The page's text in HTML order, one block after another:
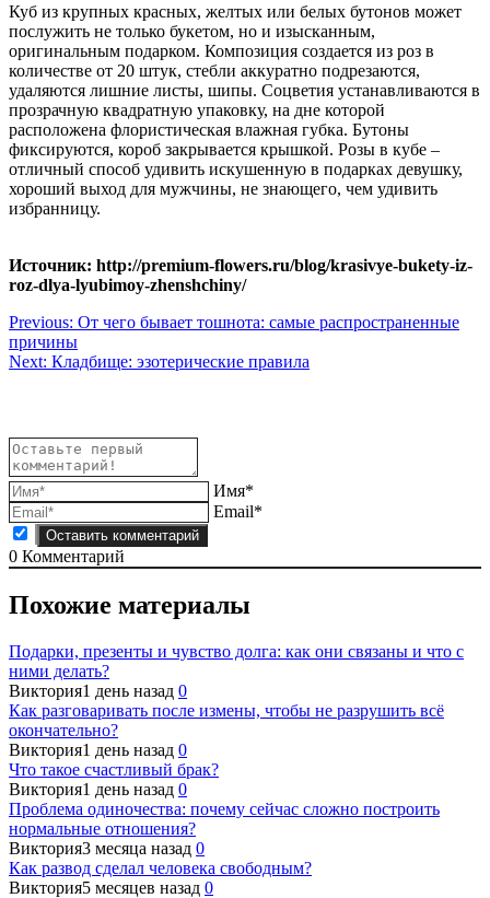
Куб из крупных красных, желтых или белых бутонов может
послужить не только букетом, но и изысканным,
оригинальным подарком. Композиция создается из роз в
количестве от 20 штук, стебли аккуратно подрезаются,
удаляются лишние листы, шипы. Соцветия устанавливаются в
прозрачную квадратную упаковку, на дне которой
расположена флористическая влажная губка. Бутоны
фиксируются, короб закрывается крышкой. Розы в кубе –
отличный способ удивить искушенную в подарках девушку,
хороший выход для мужчины, не знающего, чем удивить
избранницу.
Источник: http://premium-flowers.ru/blog/krasivye-bukety-iz-
roz-dlya-lyubimoy-zhenshchiny/
Навигация
по
Previous: От чего бывает тошнота: самые распространенные
причины
Next: Кладбище: эзотерические правила
Имя*
Email*
0 Комментарий
Похожие материалы
Подарки, презенты и чувство долга: как они связаны и что с
ними делать?
Виктория1 день назад 0
Как разговаривать после измены, чтобы не разрушить всё
окончательно?
Виктория1 день назад 0
Что такое счастливый брак?
Виктория1 день назад 0
Проблема одиночества: почему сейчас сложно построить
нормальные отношения?
Виктория3 месяца назад 0
Как развод сделал человека свободным?
Виктория5 месяцев назад 0